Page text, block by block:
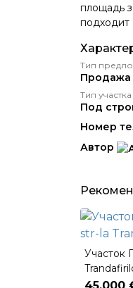
площадь
подходит
Тип
Продажа
Тип участка
Под
Номер
Автор
Участок